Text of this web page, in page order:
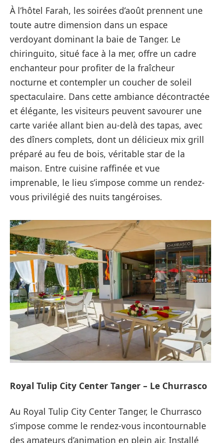
À l’hôtel Farah, les soirées d’août prennent une
toute autre dimension dans un espace
verdoyant dominant la baie de Tanger. Le
chiringuito, situé face à la mer, offre un cadre
enchanteur pour profiter de la fraîcheur
nocturne et contempler un coucher de soleil
spectaculaire. Dans cette ambiance décontractée
et élégante, les visiteurs peuvent savourer une
carte variée allant bien au-delà des tapas, avec
des dîners complets, dont un délicieux mix grill
préparé au feu de bois, véritable star de la
maison. Entre cuisine raffinée et vue
imprenable, le lieu s’impose comme un rendez-
vous privilégié des nuits tangéroises.
Royal Tulip City Center Tanger – Le Churrasco
Au Royal Tulip City Center Tanger, le Churrasco
s’impose comme le rendez-vous incontournable
des amateurs d’animation en plein air. Installé